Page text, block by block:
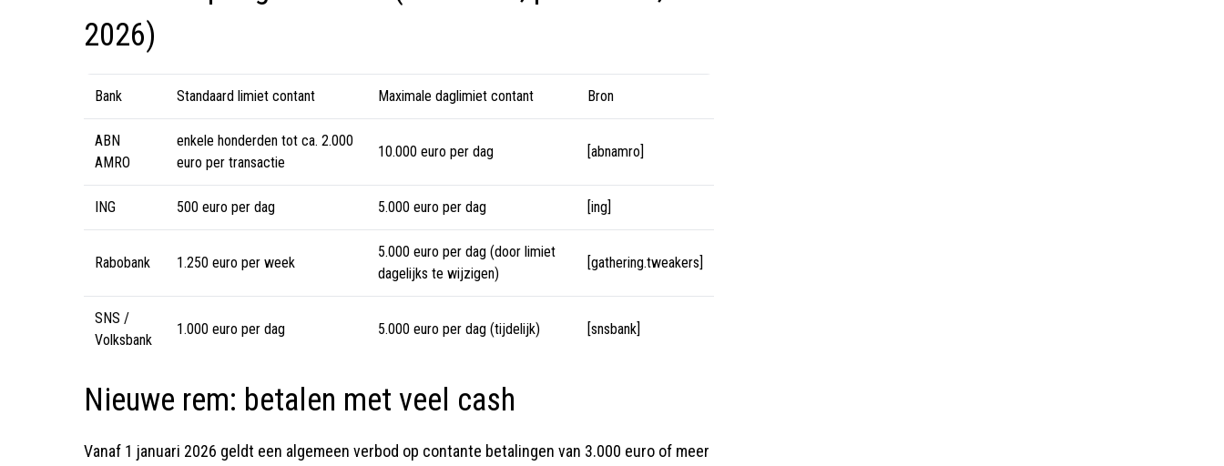
2026)
Bank Standaard limiet contant Maximale daglimiet contant Bron
ABN
AMRO
enkele honderden tot ca. 2.000
euro per transactie
10.000 euro per dag [abnamro]
ING 500 euro per dag 5.000 euro per dag [ing]
Rabobank 1.250 euro per week
5.000 euro per dag (door limiet
dagelijks te wijzigen)
[gathering.tweakers]
SNS /
Volksbank
1.000 euro per dag 5.000 euro per dag (tijdelijk) [snsbank]
Nieuwe rem: betalen met veel cash
Vanaf 1 januari 2026 geldt een algemeen verbod op contante betalingen van 3.000 euro of meer